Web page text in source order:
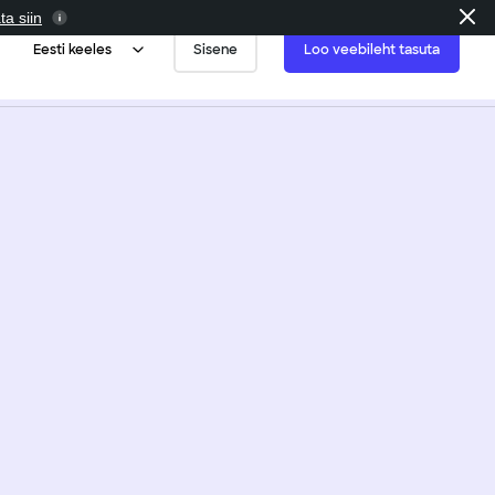
Blogid ja taskuhääling
Eesti keeles Sisene Loo veebileht tasuta
siin